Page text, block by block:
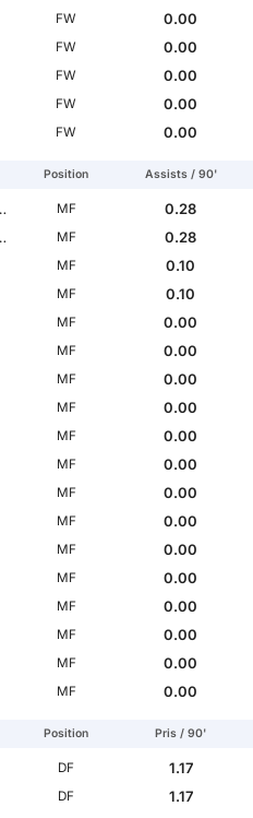
FW
0.00
FW
0.00
FW
0.00
FW
0.00
FW 0.00
Position Assists / 90'
MF
0.28
MF
0.28
MF
0.10
MF
0.10
MF
0.00
MF
0.00
MF
0.00
MF
0.00
MF
0.00
MF
0.00
MF
0.00
MF
0.00
MF
0.00
MF
0.00
MF
0.00
MF
0.00
MF
0.00
MF 0.00
Position Pris / 90'
DF
1.17
DF
1.17